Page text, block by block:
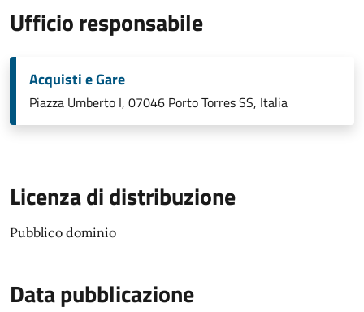
Ufficio responsabile
Acquisti e Gare
Piazza Umberto I, 07046 Porto Torres SS, Italia
Licenza di distribuzione
Pubblico dominio
Data pubblicazione